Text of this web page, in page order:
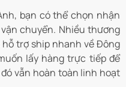
bạn có thể chọn nhận
chuyển. Nhiều thương
trợ ship nhanh về Đông
lấy hàng trực tiếp để
vẫn hoàn toàn linh hoạt